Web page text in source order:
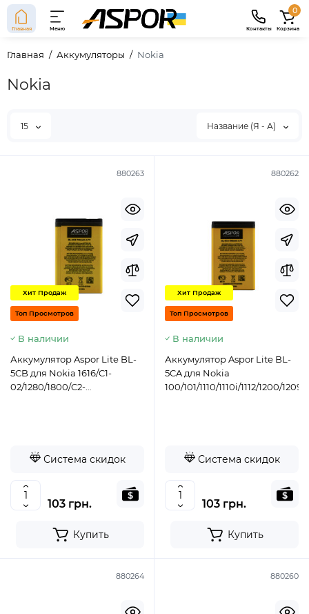
Главная Меню Контакты
0
Корзина
Главная Аккумуляторы Nokia
Nokia
15 Название (Я - А)
880263
Хит Продаж
Топ Просмотров
В наличии
Аккумулятор Aspor Lite BL-
5CB для Nokia 1616/C1-
02/1280/1800/C2-
Система скидок
103 грн.
Купить
880262
Хит Продаж
Топ Просмотров
В наличии
Аккумулятор Aspor Lite BL-
5CA для Nokia
100/101/1110/1110i/1112/1200/1209/
Система скидок
103 грн.
Купить
880264 880260